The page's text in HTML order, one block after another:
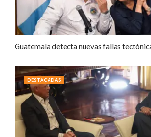
Guatemala detecta nuevas fallas
DESTACADAS